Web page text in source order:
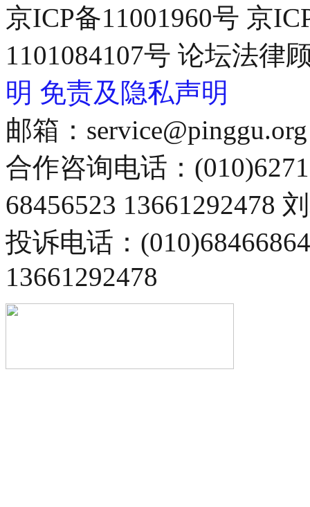
京ICP备11001960号 京
1101084107号 论坛法律
明 免责及隐私声明
邮箱：service@pinggu.org
合作咨询电话：
68456523 13661292478
投诉电话：
13661292478